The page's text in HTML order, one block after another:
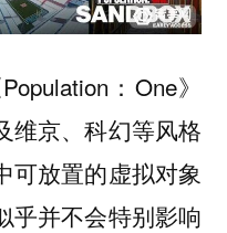
：One》
维京、科幻等风格
可放置的虚拟对象
乎并不会特别影响